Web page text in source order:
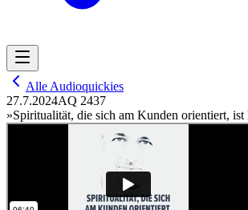
Alle Audioquickies
27.7.2024AQ 2437
»Spiritualität, die sich am Kunden orientiert, ist